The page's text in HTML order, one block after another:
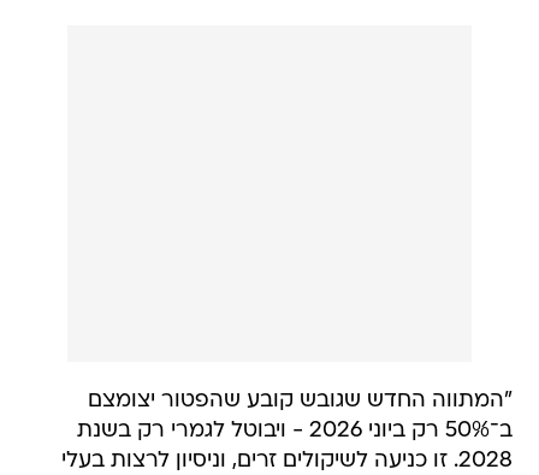
"המתווה החדש שגובש קובע שהפטור יצומצם
ב־50% רק ביוני 2026 - ויבוטל לגמרי רק בשנת
2028. זו כניעה לשיקולים זרים, וניסיון לרצות בעלי